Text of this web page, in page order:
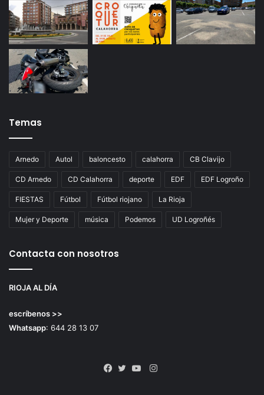
Temas
Arnedo Autol baloncesto calahorra CB Clavijo
CD Arnedo CD Calahorra deporte EDF EDF Logroño
FIESTAS Fútbol Fútbol riojano La Rioja
Mujer y Deporte música Podemos UD Logroñés
Contacta con nosotros
RIOJA AL DÍA
escríbenos >>
Whatsapp: 644 28 13 07
Instagram